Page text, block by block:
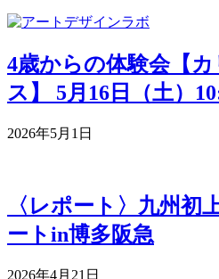
4歳からの体験会【
ス】 5月16日（土）
2026年5月1日
〈レポート〉九州初
ートin博多阪急
2026年4月21日